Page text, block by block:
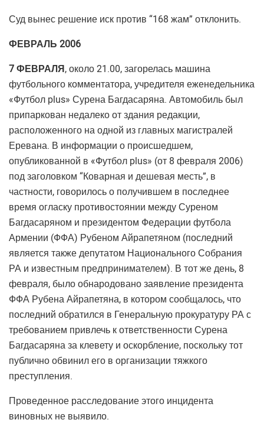
Суд вынес решение иск против “168 жам” отклонить.
ФЕВРАЛЬ 2006
7 ФЕВРАЛЯ , около 21.00, загорелась машина
футбольного комментатора, учредителя еженедельника
«Футбол plus» Сурена Багдасаряна. Автомобиль был
припаркован недалеко от здания редакции,
расположенного на одной из главных магистралей
Еревана. В информации о происшедшем,
опубликованной в «Футбол plus» (от 8 февраля 2006)
под заголовком “Коварная и дешевая месть”, в
частности, говорилось о получившем в последнее
время огласку противостоянии между Суреном
Багдасаряном и президентом Федерации футбола
Армении (ФФА) Рубеном Айрапетяном (последний
является также депутатом Национального Собрания
РА и известным предпринимателем). В тот же день, 8
февраля, было обнародовано заявление президента
ФФА Рубена Айрапетяна, в котором сообщалось, что
последний обратился в Генеральную прокуратуру РА с
требованием привлечь к ответственности Сурена
Багдасаряна за клевету и оскорбление, поскольку тот
публично обвинил его в организации тяжкого
преступления.
Проведенное расследование этого инцидента
виновных не выявило.